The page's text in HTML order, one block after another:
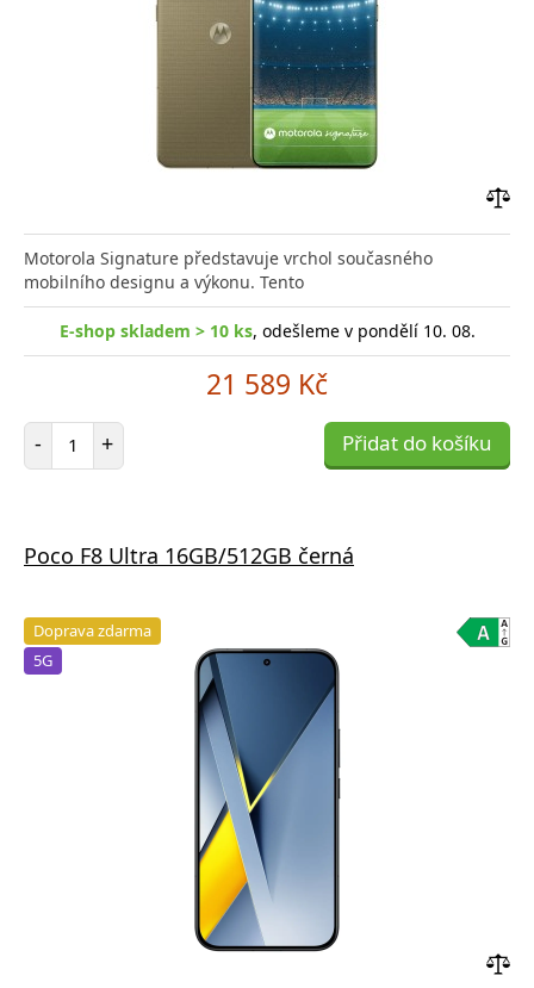
Motorola Signature představuje vrchol současného
mobilního designu a výkonu. Tento
E-shop skladem > 10 ks, odešleme v pondělí 10. 08.
21 589 Kč
- Počet položek
+ Přidat do košíku
Poco F8 Ultra 16GB/512GB černá
Doprava zdarma
5G